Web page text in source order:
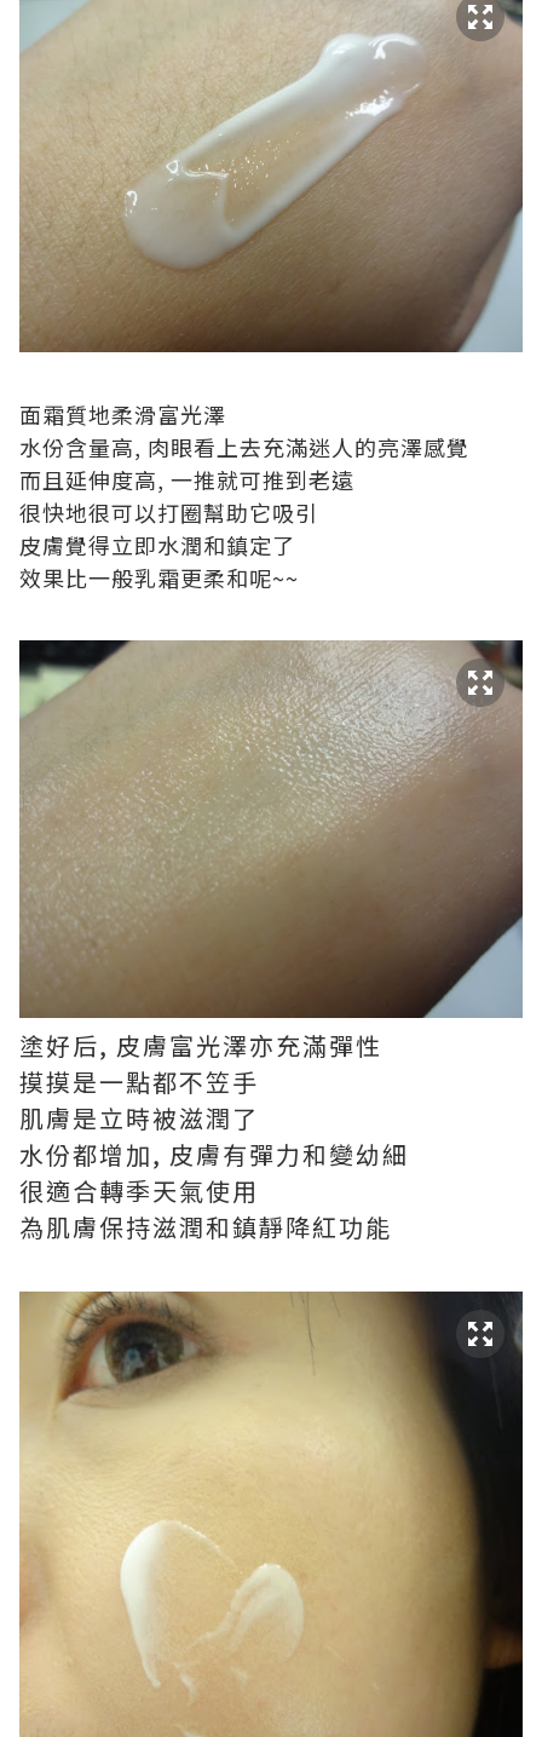
面霜質地柔滑富光澤
水份含量高, 肉眼看上去充滿迷人的亮澤感覺
而且延伸度高, 一推就可推到老遠
很快地很可以打圈幫助它吸引
皮膚覺得立即水潤和鎮定了
效果比一般乳霜更柔和呢~~
塗好后, 皮膚富光澤亦充滿彈性
摸摸是一點都不笠手
肌膚是立時被滋潤了
水份都增加, 皮膚有彈力和變幼細
很適合轉季天氣使用
為肌膚保持滋潤和鎮靜降紅功能